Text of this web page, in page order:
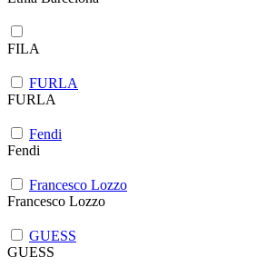
FILA
FURLA
FURLA
Fendi
Fendi
Francesco Lozzo
Francesco Lozzo
GUESS
GUESS